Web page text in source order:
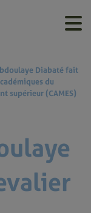
Diabaté fait
du
supérieur (CAMES)